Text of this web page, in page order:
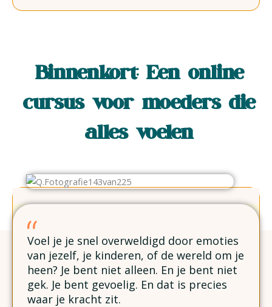
Binnenkort: Een online
cursus voor moeders die
álles voelen
Voel je je snel overweldigd door emoties
van jezelf, je kinderen, of de wereld om je
heen? Je bent niet alleen. En je bent niet
gek. Je bent gevoelig. En dat is precies
waar je kracht zit.